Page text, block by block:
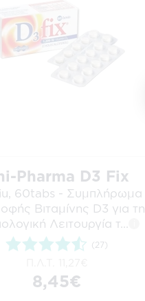
Pharma D3 Fix
60tabs - Συμπλήρωμα
Βιταμίνης D3 για τη
Λειτουργία τ
(27)
8,45€